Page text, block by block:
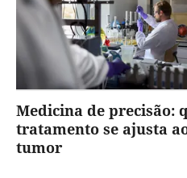
Medicina de precisão:
tratamento se ajusta
tumor